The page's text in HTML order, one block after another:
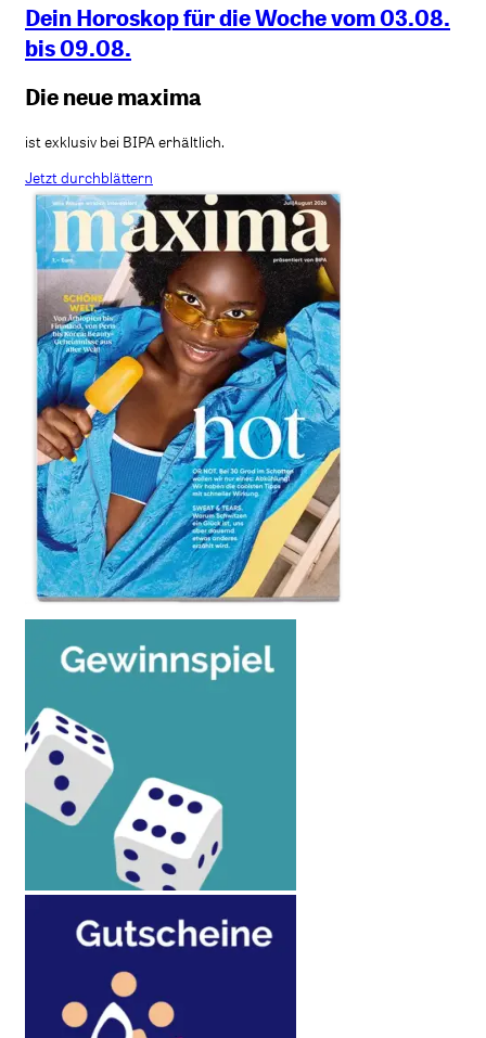
Dein Horoskop für die Woche vom 03.08.
bis 09.08.
Die neue maxima
ist exklusiv bei BIPA erhältlich.
Jetzt durchblättern